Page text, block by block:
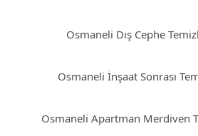
Osmaneli Dış Cephe
Osmaneli İnşaat Sonrası
Osmaneli Apartman Merdiven